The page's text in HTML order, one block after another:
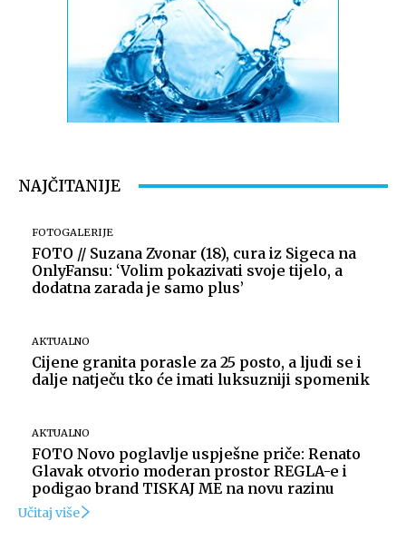
NAJČITANIJE
FOTOGALERIJE
FOTO // Suzana Zvonar (18), cura iz Sigeca na
OnlyFansu: ‘Volim pokazivati svoje tijelo, a
dodatna zarada je samo plus’
AKTUALNO
Cijene granita porasle za 25 posto, a ljudi se i
dalje natječu tko će imati luksuzniji spomenik
AKTUALNO
FOTO Novo poglavlje uspješne priče: Renato
Glavak otvorio moderan prostor REGLA-e i
podigao brand TISKAJ ME na novu razinu
Učitaj više